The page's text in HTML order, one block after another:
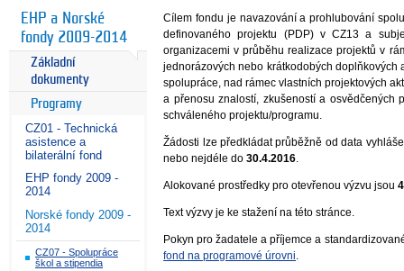
EHP a Norské
fondy 2009-2014
Základní
dokumenty
Programy
CZ01 - Technická
asistence a
bilaterální fond
EHP fondy 2009 -
2014
Norské fondy 2009 -
2014
CZ07 - Spolupráce
škol a stipendia
Cílem fondu je navazování a prohlubování
definovaného projektu (PDP) v CZ13 a
organizacemi v průběhu realizace projektů v
jednorázových nebo krátkodobých
spolupráce, nad rámec vlastních projektových
a přenosu znalostí, zkušeností a osvědčených
schváleného projektu/programu.
Žádosti lze předkládat průběžně od data
nebo nejdéle do30.4.2016.
Alokované prostředky pro otevřenou výzvu jsou
Text výzvy je ke stažení na této stránce.
Pokyn pro žadatele a příjemce a
fond na programové úrovni.